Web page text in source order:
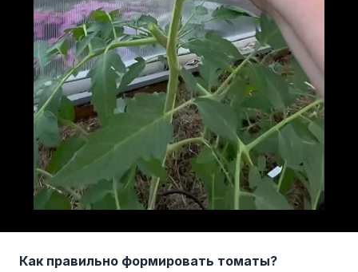
Как правильно формировать томаты?